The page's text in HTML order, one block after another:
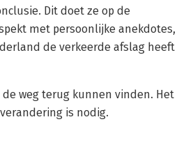
Dit doet ze op de
met persoonlijke anekdotes,
de verkeerde afslag heeft
weg terug kunnen vinden. Het
is nodig.